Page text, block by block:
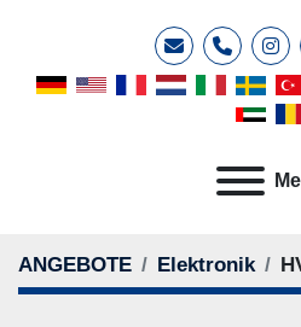
E-MailTelefon
ANGEBOTE Elektronik